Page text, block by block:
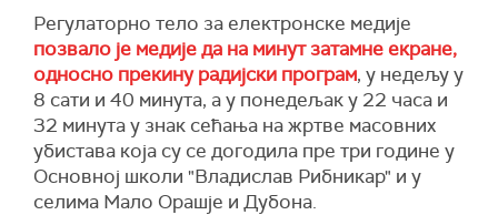
Регулаторно тело за електронске медије
позвало је медије да на минут затамне екране,
односно прекину радијски програм, у недељу у
8 сати и 40 минута, а у понедељак у 22 часа и
32 минута у знак сећања на жртве масовних
убистава која су се догодила пре три године у
Основној школи "Владислав Рибникар" и у
селима Мало Орашје и Дубона.